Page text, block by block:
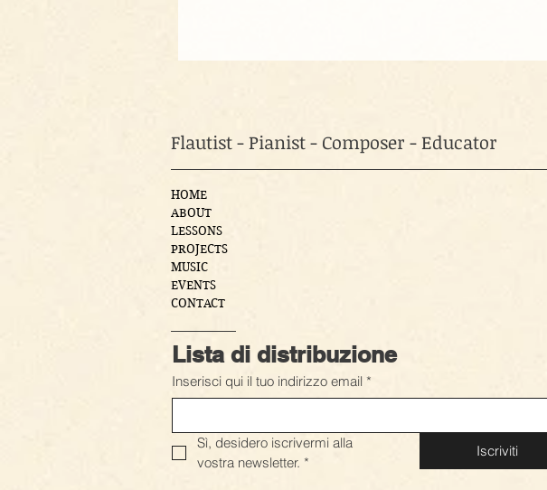
Flautist - Pianist - Composer - Educator
HOME
ABOUT
LESSONS
PROJECTS
MUSIC
EVENTS
CONTACT
Lista di distribuzione
Inserisci qui il tuo indirizzo email *
Sì, desidero iscrivermi alla
vostra newsletter. *
Iscriviti